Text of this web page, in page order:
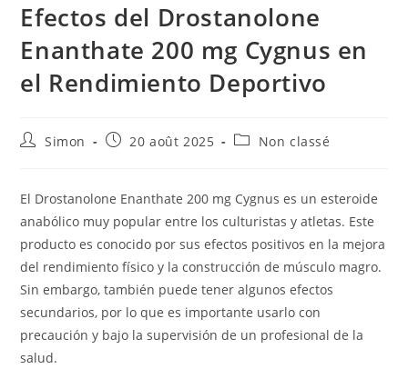
Efectos del Drostanolone
Enanthate 200 mg Cygnus en
el Rendimiento Deportivo
Simon 20 août 2025 Non classé
El Drostanolone Enanthate 200 mg Cygnus es un esteroide
anabólico muy popular entre los culturistas y atletas. Este
producto es conocido por sus efectos positivos en la mejora
del rendimiento físico y la construcción de músculo magro.
Sin embargo, también puede tener algunos efectos
secundarios, por lo que es importante usarlo con
precaución y bajo la supervisión de un profesional de la
salud.